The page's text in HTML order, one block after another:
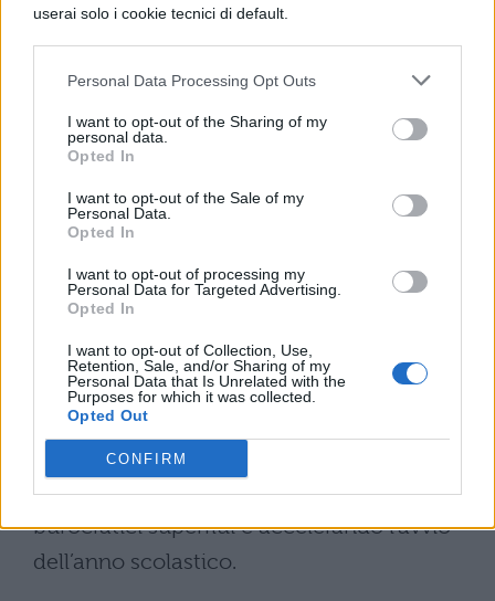
userai solo i cookie tecnici di default.
Personal Data Processing Opt Outs
I want to opt-out of the Sharing of my
personal data.
Opted In
I want to opt-out of the Sale of my
Personal Data.
Opted In
I want to opt-out of processing my
Personal Data for Targeted Advertising.
Opted In
I want to opt-out of Collection, Use,
Retention, Sale, and/or Sharing of my
Personal Data that Is Unrelated with the
Purposes for which it was collected.
Opted Out
CONFIRM
Sul fronte organizzativo,la legge modifica
il sistema di determinazione degli
organici, che passa da triennale ad
annualesia per l’organico dell’autonomia
sia per il personale ATA. Viene inoltre
introdotto un tetto al numero complessivo
di classi della secondaria, fissato al livello
raggiunto nell’anno scolastico 2023/2024,
con l’intento di rendere più prevedibile la
Sono previste semplificazioni
amministrative quando le riduzioni
riguardano esclusivamente i posti di
potenziamento, evitando passaggi
burocratici superflui e accelerando l’avvio
dell’anno scolastico.